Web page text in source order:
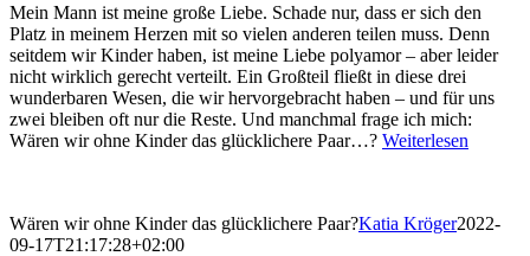
Mein Mann ist meine große Liebe. Schade nur, dass er sich den
Platz in meinem Herzen mit so vielen anderen teilen muss. Denn
seitdem wir Kinder haben, ist meine Liebe polyamor – aber leider
nicht wirklich gerecht verteilt. Ein Großteil fließt in diese drei
wunderbaren Wesen, die wir hervorgebracht haben – und für uns
zwei bleiben oft nur die Reste. Und manchmal frage ich mich:
Wären wir ohne Kinder das glücklichere Paar…? Weiterlesen
Wären wir ohne Kinder das glücklichere Paar?Katia Kröger2022-
09-17T21:17:28+02:00